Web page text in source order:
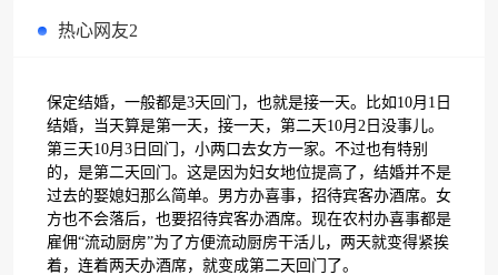
热心网友2
保定结婚，一般都是3天回门，也就是接一天。比如10月1日
结婚，当天算是第一天，接一天，第二天10月2日没事儿。
第三天10月3日回门，小两口去女方一家。不过也有特别
的，是第二天回门。这是因为妇女地位提高了，结婚并不是
过去的娶媳妇那么简单。男方办喜事，招待宾客办酒席。女
方也不会落后，也要招待宾客办酒席。现在农村办喜事都是
雇佣“流动厨房”为了方便流动厨房干活儿，两天就变得紧挨
着，连着两天办酒席，就变成第二天回门了。